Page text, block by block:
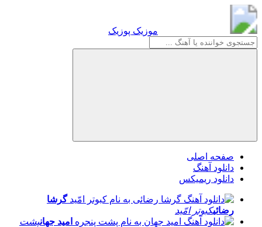
موزیک پوزیک
صفحه اصلی
دانلود آهنگ
دانلود ریمیکس
گرشا
رضائیکبوتر امّید
امید جهانپشت